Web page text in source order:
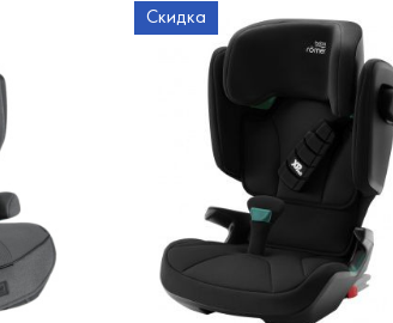
Скидка